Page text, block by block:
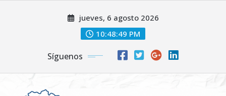
jueves, 6 agosto 2026
10:48:50 PM
Síguenos